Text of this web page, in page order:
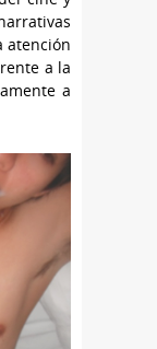
atención
a la
a